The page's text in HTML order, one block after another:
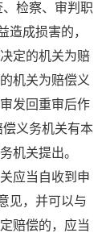
检察、审判职
成损害的，
定的机关为赔
机关为赔偿义
发回重审后作
义务机关有本
机关提出。
应当自收到申
见，并可以与
赔偿的，应当